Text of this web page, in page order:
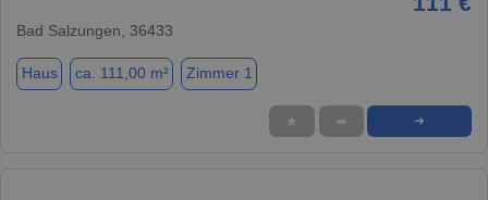
Bad Salzungen, 36433
Haus ca. 111,00 m² Zimmer 1
★ ➦ ➜